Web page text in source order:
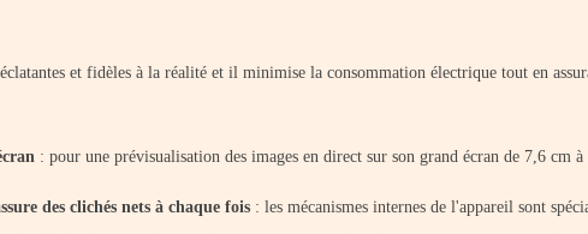
et fidèles à la réalité et il minimise la consommation électrique tout en
: pour une prévisualisation des images en direct sur son grand écran de 7,6 cm
des clichés nets à chaque fois : les mécanismes internes de l'appareil sont